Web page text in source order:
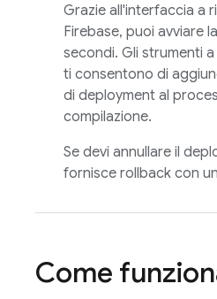
Grazie all'interfaccia a
Firebase, puoi avviare
secondi. Gli strumenti
ti consentono di
di deployment al
compilazione.
Se devi annullare il
fornisce rollback con
Come